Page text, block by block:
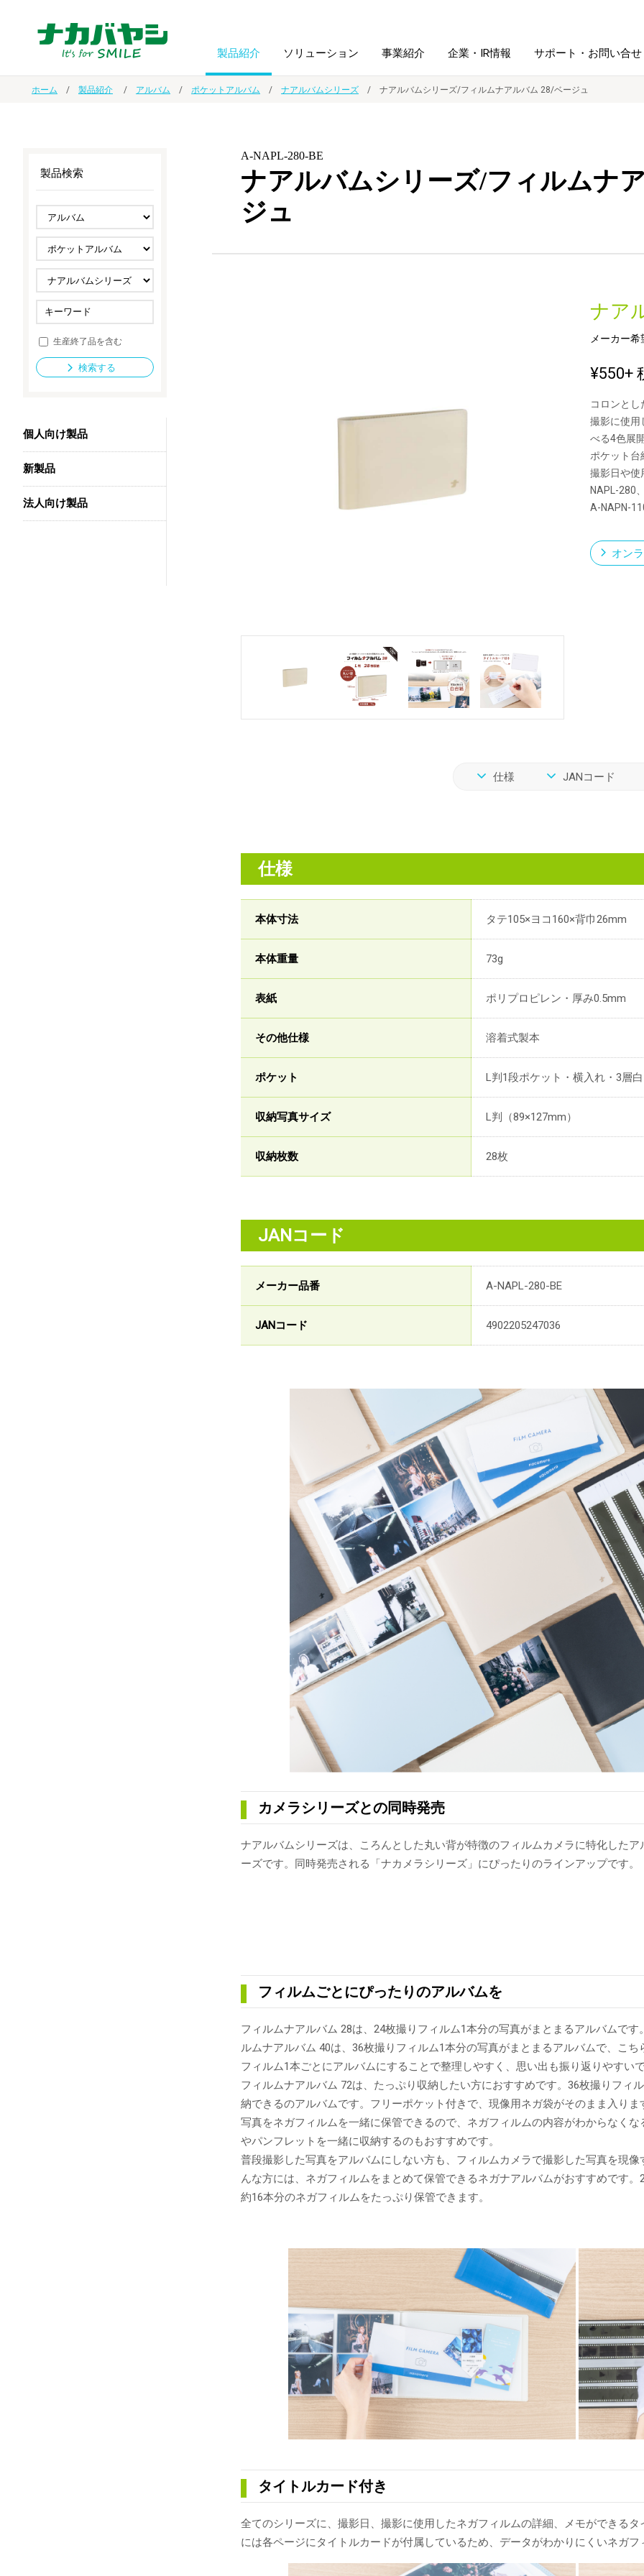
製品紹介
ノート・紙製品
ファイル・
ホルダー用品
スマートフォン・
タブレット関連
防災・
セキュリティ用品
法人向け製品
ソリューション
オーダー手帳・ノベルティ制作 学校ソリューション
ドキュメントスキャニングサービス
導入事例
事業紹介 企業・IR情報
IR情報 沿革
サステナビリティ
サポート・お問い合せ
ホーム 製品紹介 アルバム ポケットアルバム ナアルバムシリーズ ナアルバムシリーズ/フィルムナアルバム 28/ベージュ
A-NAPL-280-BE
ナアルバムシリーズ/フィルムナ
ジュ
ナア
メーカー
¥550+
コロンと
撮影に使用
べる4色展
ポケット台
撮影日や使
NAPL-280
A-NAPN-
オン
仕様 JANコード
仕様
本体寸法 タテ105×ヨコ160×背巾26mm
本体重量 73g
表紙 ポリプロピレン・厚み0.5mm
その他仕様 溶着式製本
ポケット L判1段ポケット・横入れ・3層
収納写真サイズ L判（89×127mm）
収納枚数 28枚
JANコード
メーカー品番 A-NAPL-280-BE
JANコード 4902205247036
カメラシリーズとの同時発売
ナアルバムシリーズは、ころんとした丸い背が特徴のフィルムカメラに特化したア
ーズです。同時発売される「ナカメラシリーズ」にぴったりのラインアップです。
フィルムごとにぴったりのアルバムを
フィルムナアルバム 28は、24枚撮りフィルム1本分の写真がまとまるアルバムで
ルムナアルバム 40は、36枚撮りフィルム1本分の写真がまとまるアルバムで、こ
フィルム1本ごとにアルバムにすることで整理しやすく、思い出も振り返りやすい
フィルムナアルバム 72は、たっぷり収納したい方におすすめです。36枚撮りフィ
納できるのアルバムです。フリーポケット付きで、現像用ネガ袋がそのまま入りま
写真をネガフィルムを一緒に保管できるので、ネガフィルムの内容がわからなく
やパンフレットを一緒に収納するのもおすすめです。
普段撮影した写真をアルバムにしない方も、フィルムカメラで撮影した写真を現
んな方には、ネガフィルムをまとめて保管できるネガナアルバムがおすすめです
約16本分のネガフィルムをたっぷり保管できます。
タイトルカード付き
全てのシリーズに、撮影日、撮影に使用したネガフィルムの詳細、メモができる
には各ページにタイトルカードが付属しているため、データがわかりにくいネガ
製品検索
生産終了品を含む
検索する
個人向け製品
新製品
法人向け製品